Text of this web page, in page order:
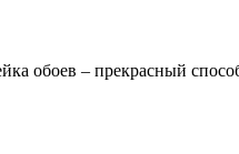
обоев – прекрасный